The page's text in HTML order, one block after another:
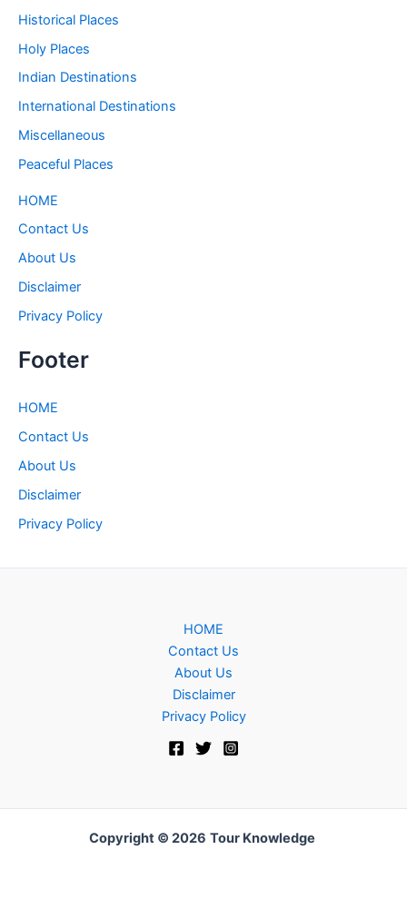
Historical Places
Holy Places
Indian Destinations
International Destinations
Miscellaneous
Peaceful Places
HOME
Contact Us
About Us
Disclaimer
Privacy Policy
Footer
HOME
Contact Us
About Us
Disclaimer
Privacy Policy
HOME
Contact Us
About Us
Disclaimer
Privacy Policy
Copyright © 2026 Tour Knowledge